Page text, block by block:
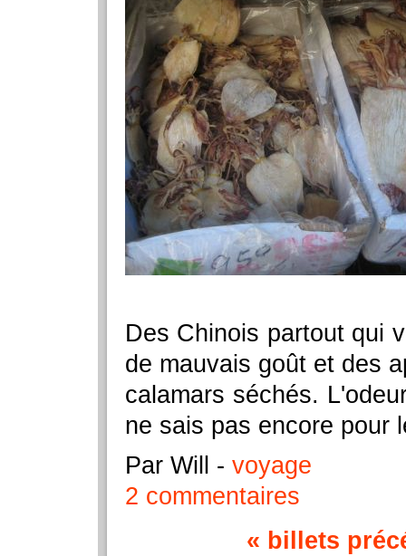
Des Chinois partout qui
de mauvais goût et des
calamars séchés.
ne sais pas encore pour
Par Will - voyage
2 commentaires
« billets